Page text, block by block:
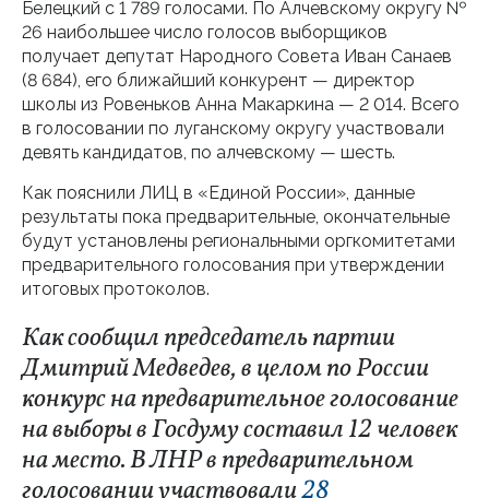
Белецкий с 1 789 голосами. По Алчевскому округу №
26 наибольшее число голосов выборщиков
получает депутат Народного Совета Иван Санаев
(8 684), его ближайший конкурент — директор
школы из Ровеньков Анна Макаркина — 2 014. Всего
в голосовании по луганскому округу участвовали
девять кандидатов, по алчевскому — шесть.
Как пояснили ЛИЦ в «Единой России», данные
результаты пока предварительные, окончательные
будут установлены региональными оргкомитетами
предварительного голосования при утверждении
итоговых протоколов.
Как сообщил председатель партии
Дмитрий Медведев, в целом по России
конкурс на предварительное голосование
на выборы в Госдуму составил 12 человек
на место. В ЛНР в предварительном